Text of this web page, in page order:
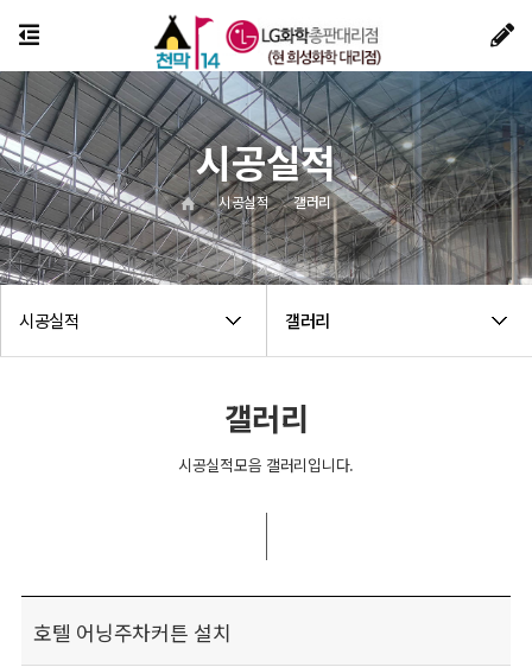
시공실적 갤러리
시공실적 갤러리
시공실적
갤러리
시공실적모음 갤러리입니다.
호텔 어닝주차커튼 설치